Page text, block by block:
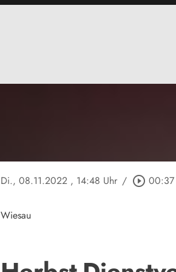
Di., 08.11.2022 , 14:48 Uhr / play_circle_outline 00:37
Wiesau